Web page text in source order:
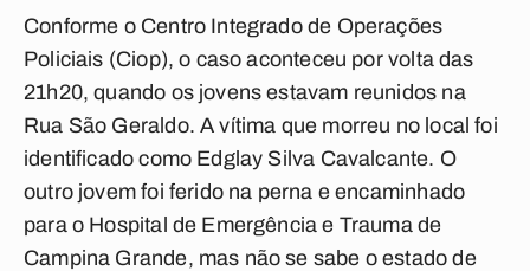
Conforme o Centro Integrado de Operações
Policiais (Ciop), o caso aconteceu por volta das
21h20, quando os jovens estavam reunidos na
Rua São Geraldo. A vítima que morreu no local foi
identificado como Edglay Silva Cavalcante. O
outro jovem foi ferido na perna e encaminhado
para o Hospital de Emergência e Trauma de
Campina Grande, mas não se sabe o estado de